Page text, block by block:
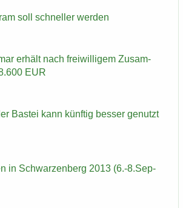
soll schnel­ler wer­den
er­hält nach frei­wil­li­gem Zu­sam­
EUR
Bas­tei kann künf­tig bes­ser ge­nutzt
in Schwar­zen­berg 2013 (6.-8.Sep­